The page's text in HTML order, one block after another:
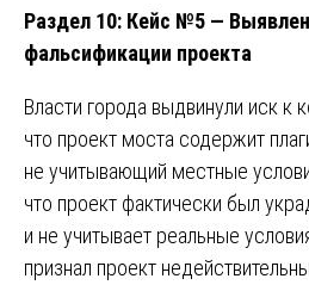
Раздел 10: Кейс №5 —
фальсификации проекта
Власти города выдвинули иск к
что проект моста содержит
не учитывающий местные
что проект фактически был
и не учитывает реальные
признал проект